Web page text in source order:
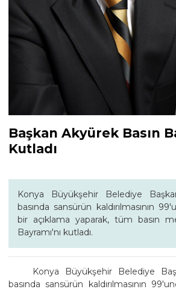
Başkan Akyürek Basın
Kutladı
Konya Büyükşehir Belediye
basında sansürün kaldırılmasının
bir açıklama yaparak, tüm basın
Bayramı'nı kutladı.
Konya Büyükşehir Belediye
basında sansürün kaldırılmasının